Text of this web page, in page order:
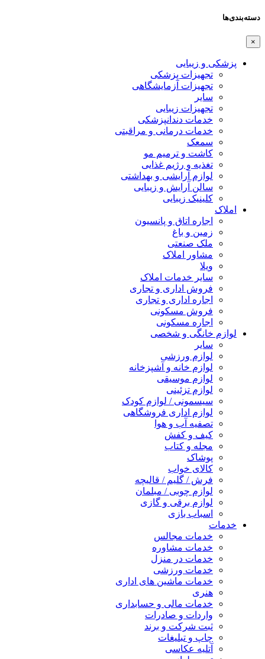
دسته‌بندی‌ها
×
پزشکی و زیبایی
تجهیزات پزشکی
تجهیزات آزمایشگاهی
سایر
تجهیزات زیبایی
خدمات دندانپزشکی
خدمات درمانی و مراقبتی
سمعک
کاشت و ترمیم مو
تغذیه و رژیم غذایی
لوازم آرایشی و بهداشتی
سالن آرایش و زیبایی
کلینیک زیبایی
املاک
اجاره اتاق و پانسیون
زمین و باغ
ملک صنعتی
مشاور املاک
ویلا
سایر خدمات املاک
فروش اداری و تجاری
اجاره اداری و تجاری
فروش مسکونی
اجاره مسکونی
لوازم خانگی و شخصی
سایر
لوازم ورزشی
لوازم خانه و آشپزخانه
لوازم موسیقی
لوازم تزئینی
سیسمونی / لوازم کودک
لوازم اداری فروشگاهی
تصفیه آب و هوا
کیف و کفش
مجله و کتاب
پوشاک
کالای خواب
فرش / گلیم / قالیچه
لوازم چوبی / مبلمان
لوازم برقی و گازی
اسباب بازی
خدمات
خدمات مجالس
خدمات مشاوره
خدمات در منزل
خدمات ورزشی
خدمات ماشین های اداری
هنری
خدمات مالی و حسابداری
واردات و صادرات
ثبت شرکت و برند
چاپ و تبلیغات
آتلیه عکاسی